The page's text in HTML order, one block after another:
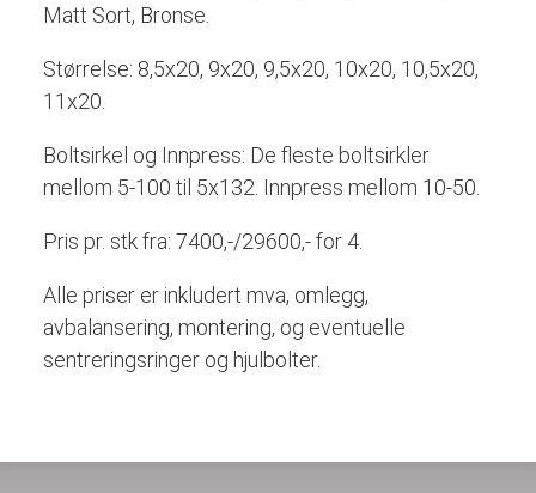
Matt Sort, Bronse.
Størrelse: 8,5x20, 9x20, 9,5x20, 10x20, 10,5x20,
11x20.
Boltsirkel og Innpress: De fleste boltsirkler
mellom 5-100 til 5x132. Innpress mellom 10-50.
Pris pr. stk fra: 7400,-/29600,- for 4.
Alle priser er inkludert mva, omlegg,
avbalansering, montering, og eventuelle
sentreringsringer og hjulbolter.